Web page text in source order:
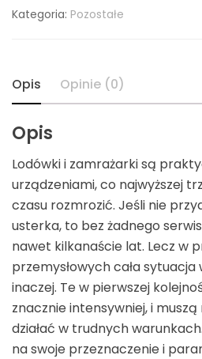
Kategoria: Pozostałe
Opis Opinie (0)
Opis
Lodówki i zamrażarki są
urządzeniami, co najwyższej
czasu rozmrozić. Jeśli nie
usterka, to bez żadnego
nawet kilkanaście lat. Lecz w
przemysłowych cała sytuacja
inaczej. Te w pierwszej
znacznie intensywniej, i
działać w trudnych
na swoje przeznaczenie i